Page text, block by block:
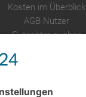
Kosten im Überblick
AGB Nutzer
Gutachter suchen
Anfrage